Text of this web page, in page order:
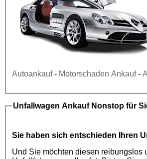
Autoankauf- Motorschaden Ankauf-
Unfallwagen AnkaufNonstop für
Sie haben sich entschieden Ihren
Und Sie möchten diesen reibungslos